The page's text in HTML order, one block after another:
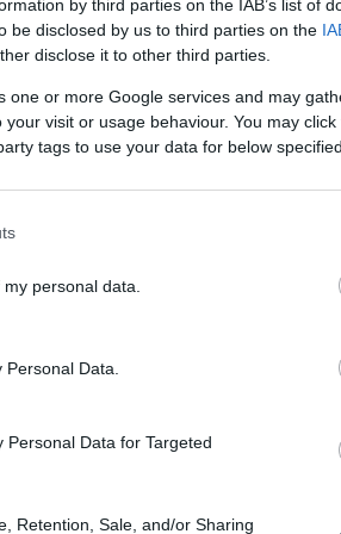
by third parties on the IAB’s list of
be disclosed by us to third parties on the
disclose it to other third parties.
one or more Google services and may
visit or usage behaviour. You may
tags to use your data for below
personal data.
Data.
Data for Targeted
Retention, Sale, and/or Sharing
Ιατρείων Medifirst
Χειρουργικής στη Β’
του Εθνικού και
2015-2017
2015
Νοσοκομείο
Εμβρύου» της Σουηδικής